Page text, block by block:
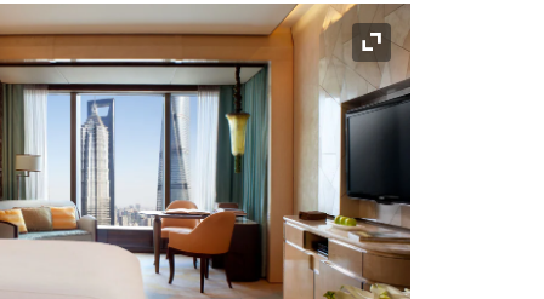
展开图标